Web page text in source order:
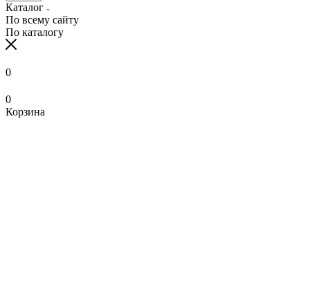
Каталог
По всему сайту
По каталогу
0
0
Корзина